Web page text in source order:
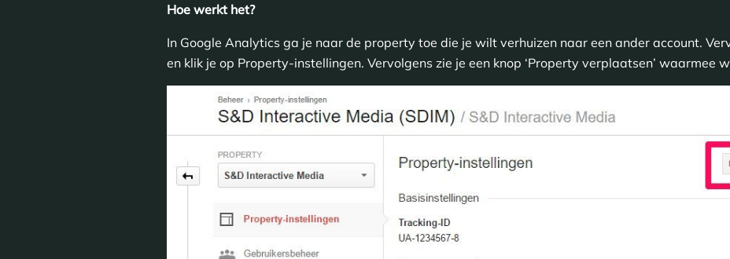
Hoe werkt het?
In Google Analytics ga je naar de property toe die je wilt verhuizen naar een ander account.
en klik je op Property-instellingen. Vervolgens zie je een knop ‘Property verplaatsen’ waarmee